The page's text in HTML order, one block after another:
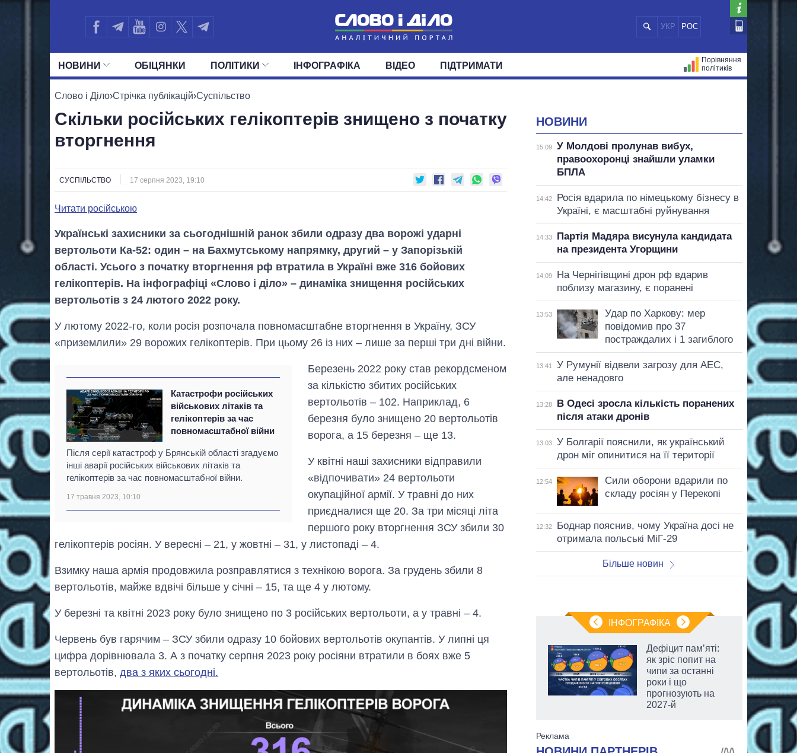
УКР РОС
НОВИНИ
ПОЛІТИКА ЕКОНОМІКА СУСПІЛЬСТВО СВІТ
ОБIЦЯНКИ ПОЛIТИКИ
УСІ ПОЛІТИКИ ПРЕЗИДЕНТ І ОФІС
ДЕПУТАТИ КОМІТЕТИ ФРАКЦІЇ ОКРУГИ
ІНФОГРАФІКА ВІДЕО ПІДТРИМАТИ
Порівняння
політиків
Слово і Діло›Стрічка публікацій›Суспільство
Скільки російських гелікоптерів знищено з початку
вторгнення
СУСПІЛЬСТВО 17 серпня 2023, 19:10
Читати російською
Українські захисники за сьогоднішній ранок збили одразу два ворожі ударні
вертольоти Ка-52: один – на Бахмутському напрямку, другий – у Запорізькій
області. Усього з початку вторгнення рф втратила в Україні вже 316 бойових
гелікоптерів. На інфографіці «Слово і діло» – динаміка знищення російських
вертольотів з 24 лютого 2022 року.
У лютому 2022-го, коли росія розпочала повномасштабне вторгнення в Україну, ЗСУ
«приземлили» 29 ворожих гелікоптерів. При цьому 26 із них – лише за перші три дні війни.
Катастрофи російських
військових літаків та
гелікоптерів за час
повномасштабної війни
Після серії катастроф у Брянській області згадуємо
інші аварії російських військових літаків та
гелікоптерів за час повномасштабної війни.
17 травня 2023, 10:10
Березень 2022 року став рекордсменом
за кількістю збитих російських
вертольотів – 102. Наприклад, 6
березня було знищено 20 вертольотів
ворога, а 15 березня – ще 13.
У квітні наші захисники відправили
«відпочивати» 24 вертольоти
окупаційної армії. У травні до них
приєдналися ще 20. За три місяці літа
першого року вторгнення ЗСУ збили 30
гелікоптерів росіян. У вересні – 21, у жовтні – 31, у листопаді – 4.
Взимку наша армія продовжила розправлятися з технікою ворога. За грудень збили 8
вертольотів, майже вдвічі більше у січні – 15, та ще 4 у лютому.
У березні та квітні 2023 року було знищено по 3 російських вертольоти, а у травні – 4.
Червень був гарячим – ЗСУ збили одразу 10 бойових вертольотів окупантів. У липні ця
цифра дорівнювала 3. А з початку серпня 2023 року росіяни втратили в боях вже 5
вертольотів, два з яких сьогодні.
НОВИНИ
15:09
У Молдові пролунав вибух,
правоохоронці знайшли уламки
БПЛА
14:42
Росія вдарила по німецькому бізнесу в
Україні, є масштабні руйнування
14:33
Партія Мадяра висунула кандидата
на президента Угорщини
14:09
На Чернігівщині дрон рф вдарив
поблизу магазину, є поранені
13:53
Удар по Харкову: мер
повідомив про 37
постраждалих і 1 загиблого
13:41
У Румунії відвели загрозу для АЕС,
але ненадовго
13:28
В Одесі зросла кількість поранених
після атаки дронів
13:03
У Болгарії пояснили, як український
дрон міг опинитися на її території
12:54
Сили оборони вдарили по
складу росіян у Перекопі
12:32
Боднар пояснив, чому Україна досі не
отримала польські МіГ-29
Більше новин
ІНФОГРАФІКА
Як змінився
бюджет
років війни з
росією
Дефіцит пам’яті:
як зріс попит на
чипи за останні
роки і що
прогнозують на
2027-й